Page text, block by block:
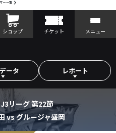
ー一覧
ショップ チケット メニュー
ータ レポート
リーグ 第22節
vs グルージャ盛岡